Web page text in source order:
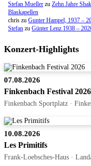
Stefan Mueller zu Zehn Jahre
Blaskapellen
chris zu Gunter Hampel, 1937 –
Stefan zu Günter Lenz 1938 –
Konzert-Highlights
07.08.2026
Finkenbach Festival 2026
Finkenbach Sportplatz ·
10.08.2026
Les Primitifs
Frank-Loebsches-Haus ·